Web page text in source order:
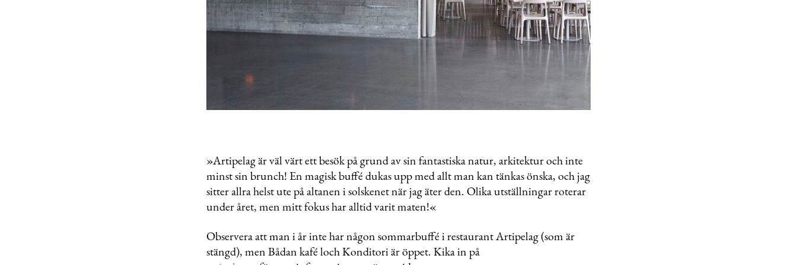
»Artipelag är väl värt ett besök på grund av sin fantastiska natur, arkitektur och inte
minst sin brunch! En magisk buffé dukas upp med allt man kan tänkas önska, och jag
sitter allra helst ute på altanen i solskenet när jag äter den. Olika utställningar roterar
under året, men mitt fokus har alltid varit maten!«
Observera att man i år inte har någon sommarbuffé i restaurant Artipelag (som är
stängd), men Bådan kafé loch Konditori är öppet. Kika in på